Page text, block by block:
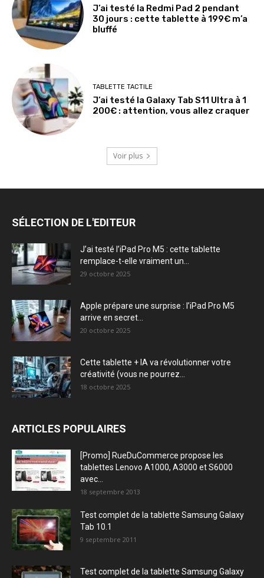
J’ai testé la Redmi Pad 2 pendant
30 jours : cette tablette à 199€ m’a
bluffé
TABLETTE TACTILE
J’ai testé la Galaxy Tab S11 Ultra à 1
200€ : attention, vous allez craquer
Voir plus
SÉLECTION DE L'EDITEUR
J’ai testé l’iPad Pro M5 : cette tablette
remplace-t-elle vraiment un...
29 octobre 2025
Apple prépare une surprise : l’iPad Pro M5
arrive en secret...
20 octobre 2025
Cette tablette + IA va révolutionner votre
créativité (vous ne pourrez...
18 octobre 2025
ARTICLES POPULAIRES
[Promo] RueDuCommerce propose les
tablettes Lenovo A1000, A3000 et S6000
avec...
18 septembre 2013
Test complet de la tablette Samsung Galaxy
Tab 10.1
9 septembre 2011
Test complet de la tablette Samsung Galaxy